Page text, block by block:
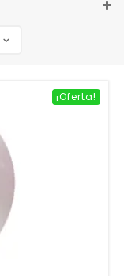
¡Oferta!